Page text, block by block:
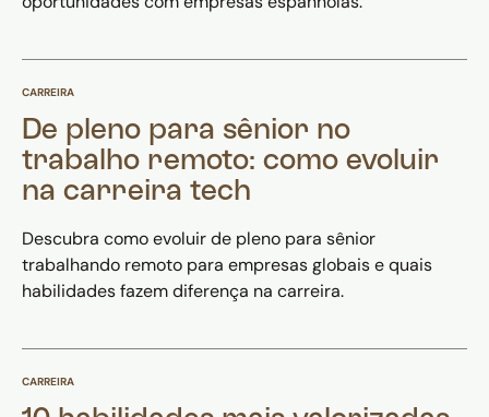
CARREIRA
De pleno para sênior no
trabalho remoto: como evoluir
na carreira tech
Descubra como evoluir de pleno para sênior
trabalhando remoto para empresas globais e quais
habilidades fazem diferença na carreira.
CARREIRA